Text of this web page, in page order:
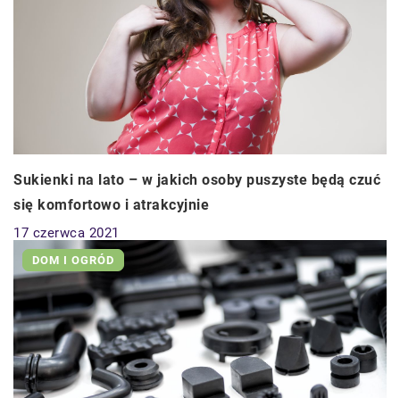
Sukienki na lato – w jakich osoby puszyste będą czuć
się komfortowo i atrakcyjnie
17 czerwca 2021
DOM I OGRÓD